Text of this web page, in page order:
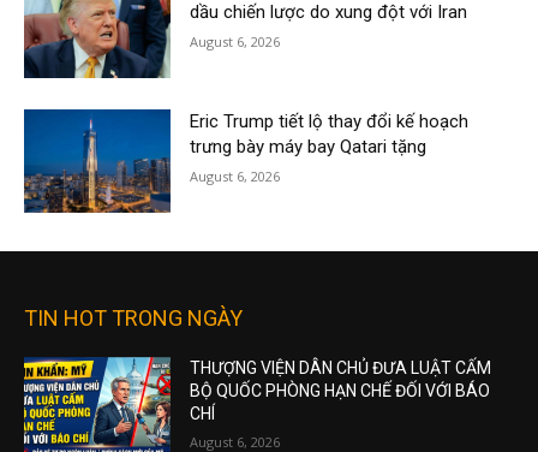
dầu chiến lược do xung đột với Iran
August 6, 2026
Eric Trump tiết lộ thay đổi kế hoạch
trưng bày máy bay Qatari tặng
August 6, 2026
TIN HOT TRONG NGÀY
THƯỢNG VIỆN DÂN CHỦ ĐƯA LUẬT CẤM
BỘ QUỐC PHÒNG HẠN CHẾ ĐỐI VỚI BÁO
CHÍ
August 6, 2026